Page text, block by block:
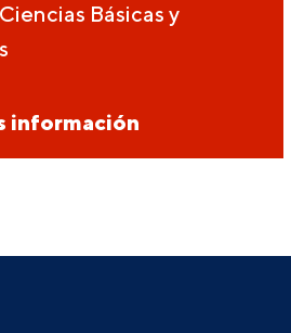
Básicas y
información